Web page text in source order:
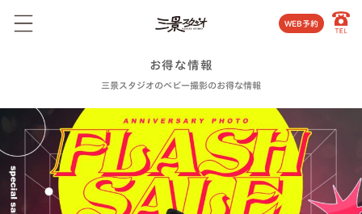
WEB予約
お得な情報
三景スタジオのベビー撮影のお得な情報